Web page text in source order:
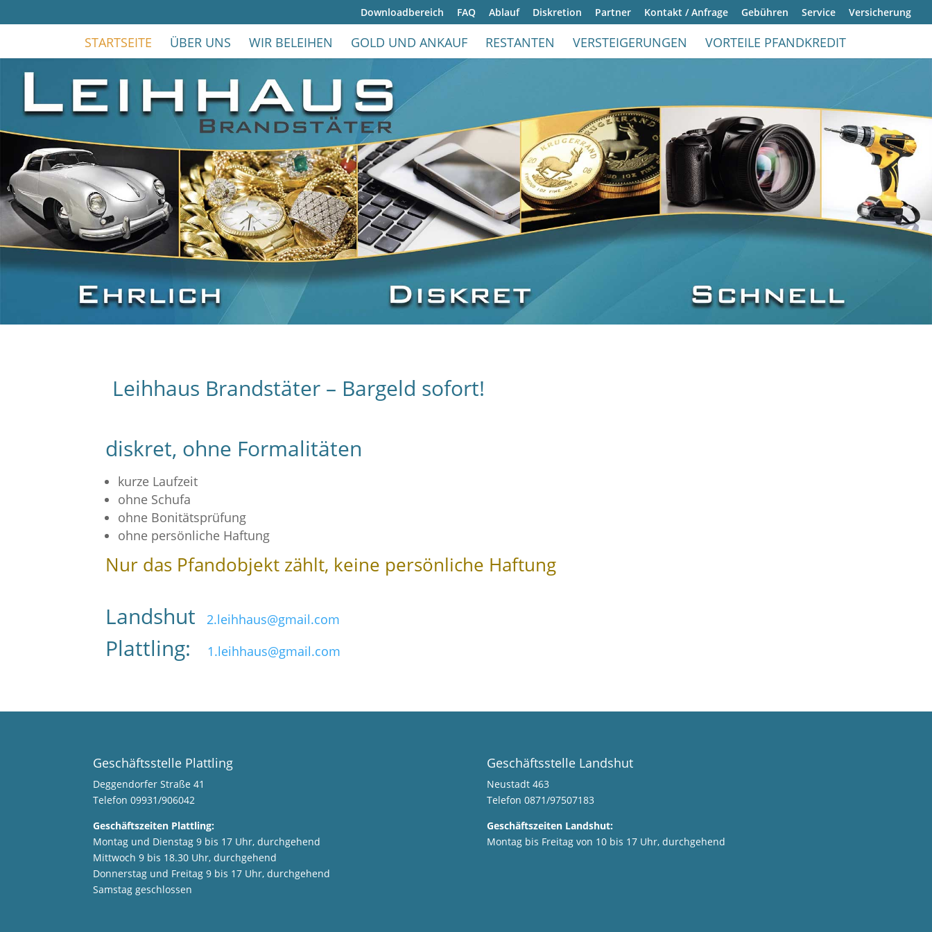
Downloadbereich FAQ Ablauf Diskretion Partner Kontakt / Anfrage Gebühren Service Versicherung
STARTSEITE ÜBER UNS WIR BELEIHEN GOLD UND ANKAUF RESTANTEN VERSTEIGERUNGEN VORTEILE PFANDKREDIT
Leihhaus Brandstäter – Bargeld sofort!
diskret, ohne Formalitäten
kurze Laufzeit
ohne Schufa
ohne Bonitätsprüfung
ohne persönliche Haftung
Nur das Pfandobjekt zählt, keine persönliche Haftung
Landshut 2.leihhaus@gmail.com
Plattling: 1.leihhaus@gmail.com
Geschäftsstelle Plattling
Deggendorfer Straße 41
Telefon 09931/906042
Geschäftszeiten Plattling:
Montag und Dienstag 9 bis 17 Uhr, durchgehend
Mittwoch 9 bis 18.30 Uhr, durchgehend
Donnerstag und Freitag 9 bis 17 Uhr, durchgehend
Samstag geschlossen
Geschäftsstelle Landshut
Neustadt 463
Telefon 0871/97507183
Geschäftszeiten Landshut:
Montag bis Freitag von 10 bis 17 Uhr, durchgehend